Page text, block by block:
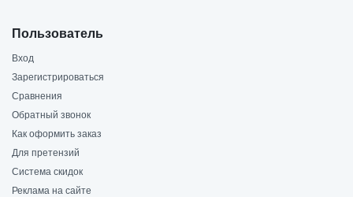
Пользователь
Вход
Зарегистрироваться
Сравнения
Обратный звонок
Как оформить заказ
Для претензий
Система скидок
Реклама на сайте